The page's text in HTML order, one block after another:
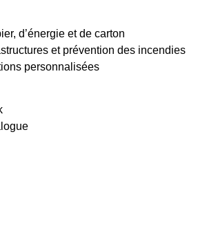
d’énergie et de carton
et prévention des incendies
personnalisées